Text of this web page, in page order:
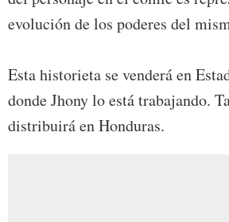
evolución de los poderes del
Esta historieta se venderá en
donde Jhony lo está trabajando.
distribuirá en Honduras.